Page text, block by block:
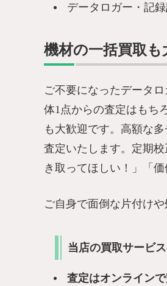
データロガー・記
機材の一括買取も
ご不要になったデータ
体1点からの査定はもち
も大歓迎です。高額な
査定いたします。定期
き取ってほしい！」「
ご自身で面倒な片付け
当店の買取サービ
査定はオンライン